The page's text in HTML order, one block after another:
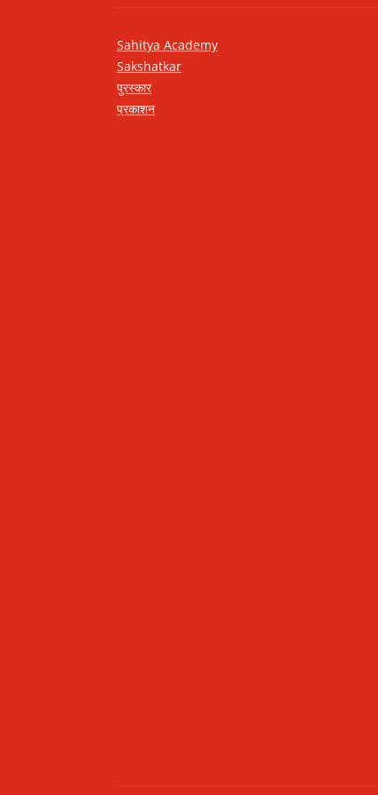
Sahitya Academy
Sakshatkar
पुरस्कार
प्रकाशन